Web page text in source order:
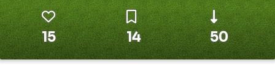
15 14 50